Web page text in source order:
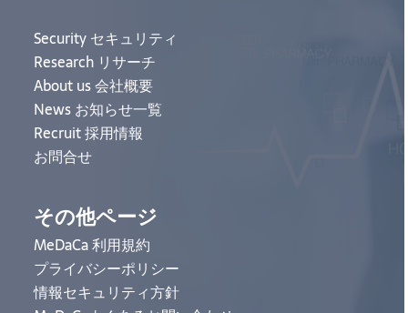
Security セキュリティ
Research リサーチ
About us 会社概要
News お知らせ一覧
Recruit 採用情報
お問合せ
その他ページ
MeDaCa 利用規約
プライバシーポリシー
情報セキュリティ方針